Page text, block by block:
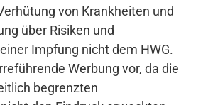
von Krankheiten und
über Risiken und
Impfung nicht dem HWG.
Werbung vor, da die
begrenzten